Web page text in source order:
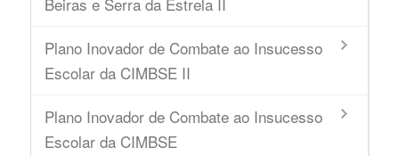
Plano Inovador de Combate ao Insucesso
Escolar da CIMBSE II
Plano Inovador de Combate ao Insucesso
Escolar da CIMBSE